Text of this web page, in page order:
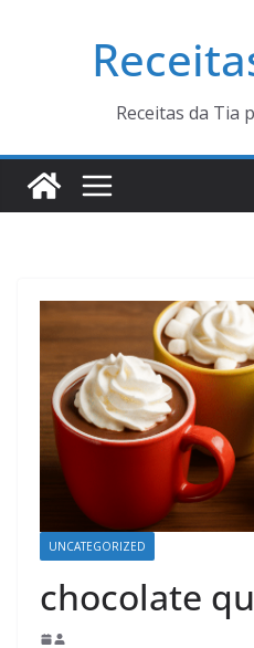
Receitas da Tia
UNCATEGORIZED
chocolate